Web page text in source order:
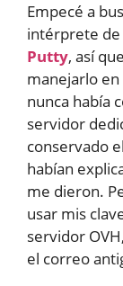
Empecé a
intérprete de
Putty, así
manejarlo
nunca había
servidor
conservado
habían
me dieron.
usar mis
servidor
el correo